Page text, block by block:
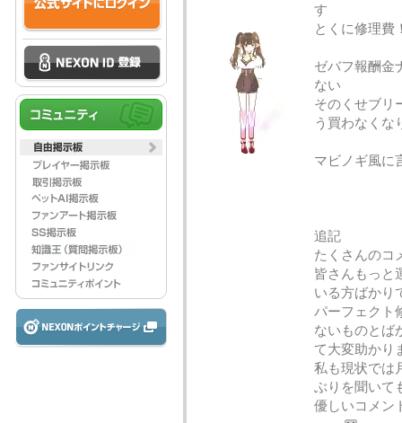
す
とくに修理費
ゼバフ報酬金
ない
そのくせブリ
う買わなくな
マビノギ風に
追記
たくさんのコ
皆さんもっと
いる方ばかり
パーフェクト
ないものとば
て大変助かり
私も現状では
ぶりを聞いて
優しいコメン